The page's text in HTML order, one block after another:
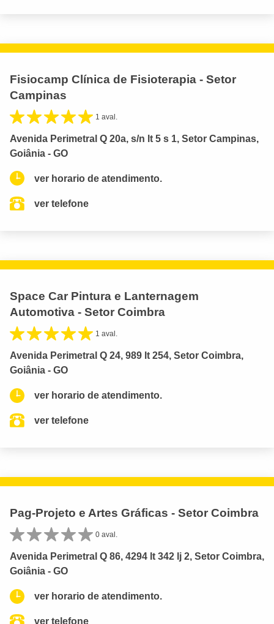
Fisiocamp Clínica de Fisioterapia - Setor
Campinas
1 aval.
Avenida Perimetral Q 20a, s/n lt 5 s 1, Setor Campinas,
Goiânia - GO
ver horario de atendimento.
ver telefone
Space Car Pintura e Lanternagem
Automotiva - Setor Coimbra
1 aval.
Avenida Perimetral Q 24, 989 lt 254, Setor Coimbra,
Goiânia - GO
ver horario de atendimento.
ver telefone
Pag-Projeto e Artes Gráficas - Setor Coimbra
0 aval.
Avenida Perimetral Q 86, 4294 lt 342 lj 2, Setor Coimbra,
Goiânia - GO
ver horario de atendimento.
ver telefone